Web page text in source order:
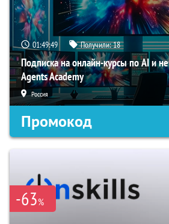
01:49:48 Получили:18
Подписка на онлайн-курсы по AI и
Agents Academy
Россия
Промокод
-63%